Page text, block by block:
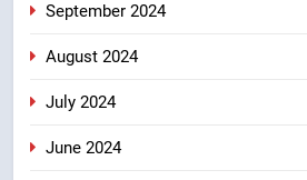
September 2024
August 2024
July 2024
June 2024